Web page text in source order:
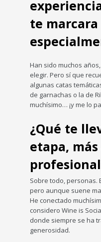
te marcara
Han sido muchos
elegir. Pero sí que
algunas catas
de garnachas o la de
muchísimo… ¡y me lo
¿Qué te
etapa,
Sobre todo, personas.
pero aunque suene
He conectado
considero Wine is
donde siempre se ha
generosidad.